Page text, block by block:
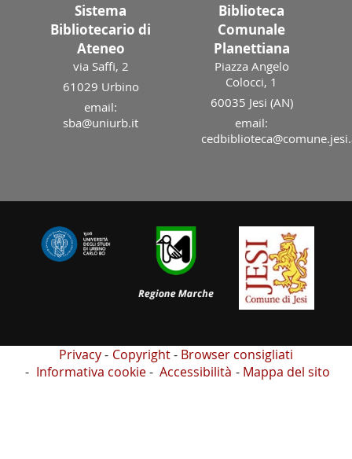
Sistema
Bibliotecario di
Ateneo
via Saffi, 2
61029 Urbino
email:
sba@uniurb.it
Biblioteca
Comunale
Planettiana
Piazza Angelo
Colocci, 1
60035 Jesi (AN)
email:
Privacy Copyright
Browser consigliati
Informativa cookie
Accessibilità Mappa del sito